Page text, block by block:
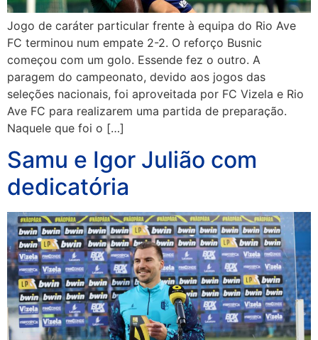
Jogo de caráter particular frente à equipa do Rio Ave
FC terminou num empate 2-2. O reforço Busnic
começou com um golo. Essende fez o outro. A
paragem do campeonato, devido aos jogos das
seleções nacionais, foi aproveitada por FC Vizela e Rio
Ave FC para realizarem uma partida de preparação.
Naquele que foi o […]
Samu e Igor Julião com
dedicatória